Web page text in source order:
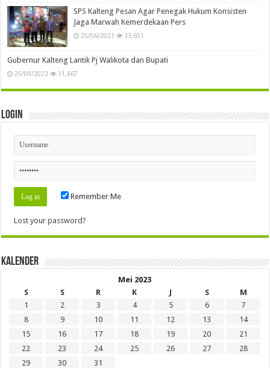
SPS Kalteng Pesan Agar Penegak Hukum Konsisten
Jaga Marwah Kemerdekaan Pers
25/06/2021 33,651
Gubernur Kalteng Lantik Pj Walikota dan Bupati
25/09/2023 31,667
Login
Remember Me
Lost your password?
Kalender
Mei 2023
S
S R K J S
M
1
2 3 4 5 6
7
8
9 10 11 12 13
14
15
16 17 18 19 20
21
22
23 24 25 26 27
28
29
30
31